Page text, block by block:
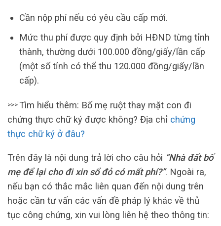
Cần nộp phí nếu có yêu cầu cấp mới.
Mức thu phí được quy định bởi HĐND từng tỉnh
thành, thường dưới 100.000 đồng/giấy/lần cấp
(một số tỉnh có thể thu 120.000 đồng/giấy/lần
cấp).
>>> Tìm hiểu thêm: Bố mẹ ruột thay mặt con đi
chứng thực chữ ký được không? Địa chỉ chứng
thực chữ ký ở đâu?
Trên đây là nội dung trả lời cho câu hỏi “Nhà đất bố
mẹ để lại cho đi xin sổ đỏ có mất phí?”. Ngoài ra,
nếu bạn có thắc mắc liên quan đến nội dung trên
hoặc cần tư vấn các vấn đề pháp lý khác về thủ
tục công chứng, xin vui lòng liên hệ theo thông tin: